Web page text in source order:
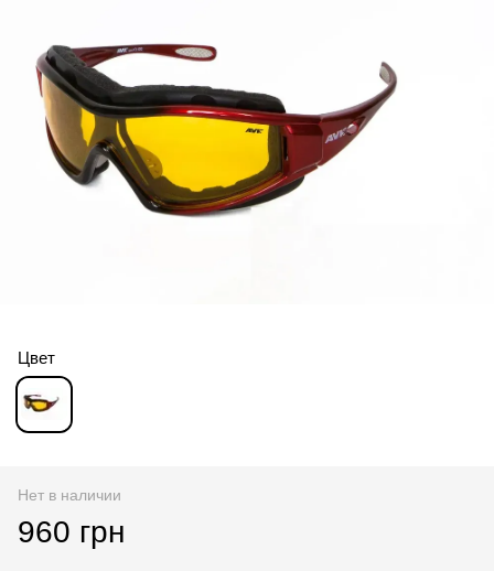
Цвет
Нет в наличии
960 грн